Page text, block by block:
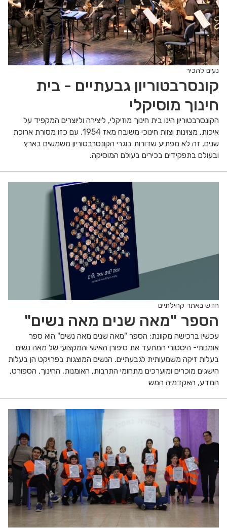
נעים להכיר
קונסרבטוריון גבעתיים - בית
חינוך מוסיקלי
הקונסרבטוריון הינו בית חינוך מוזיקלי, ליצירה וליוצרים המקפיד על
איכות, מצוינות וצוות חינוכי משובח מאז 1954. עם כזו מסורת ארוכת
שנים, זה לא מפתיע שדורות בוגרי הקונסרבטוריון משמשים בארץ
ובעולם בתפקידים בכירים בעולם המוסיקה.
חדש באתר קהילתיים
הספר "מאה שנים מאה נשים"
עכשיו ברכישה מקוונת: הספר "מאה שנים מאה נשים" הוא ספר
אומנותי- היסטורי המתעד את סיפורן האישי והמקצועי של מאה נשים
בעלות זיקה משמעותית לגבעתיים. הנשים המוצגות בפרויקט הן בעלות
הישגים מוכרים ומוערכים מתחומי התרבות, האומנות, החינוך, הספורט,
המדע, האקדמיה המש